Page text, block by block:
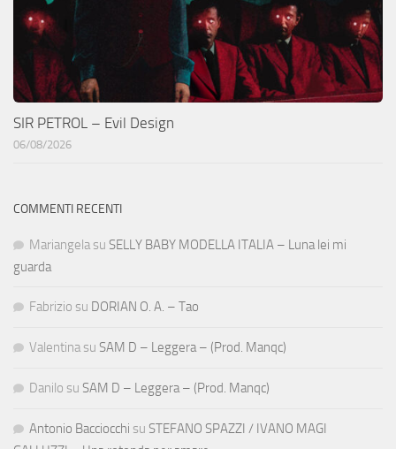
SIR PETROL – Evil Design
06/08/2026
COMMENTI RECENTI
Mariangela su SELLY BABY MODELLA ITALIA – Luna lei mi
guarda
Fabrizio su DORIAN O. A. – Tao
Valentina su SAM D – Leggera – (Prod. Manqc)
Danilo su SAM D – Leggera – (Prod. Manqc)
Antonio Bacciocchi su STEFANO SPAZZI / IVANO MAGI